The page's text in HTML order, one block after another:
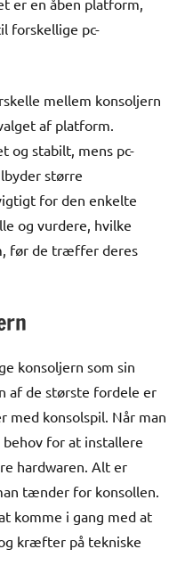
er en åben platform,
forskellige pc-
mellem konsoljern
af platform.
og stabilt, mens pc-
større
for den enkelte
og vurdere, hvilke
før de træffer deres
konsoljern som sin
af de største fordele er
med konsolspil. Når man
for at installere
hardwaren. Alt er
tænder for konsollen.
komme i gang med at
kræfter på tekniske